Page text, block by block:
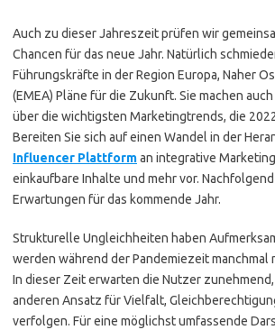
Auch zu dieser Jahreszeit prüfen wir
Chancen für das neue Jahr. Natürlich
Führungskräfte in der Region Europa, Naher
(EMEA) Pläne für die Zukunft. Sie machen
über die wichtigsten Marketingtrends, die
Bereiten Sie sich auf einen Wandel in der
Influencer Plattforman integrative
einkaufbare Inhalte und mehr vor.
Erwartungen für das kommende Jahr.
Strukturelle Ungleichheiten haben
werden während der Pandemiezeit manchmal
In dieser Zeit erwarten die Nutzer
anderen Ansatz für Vielfalt,
verfolgen. Für eine möglichst umfassende